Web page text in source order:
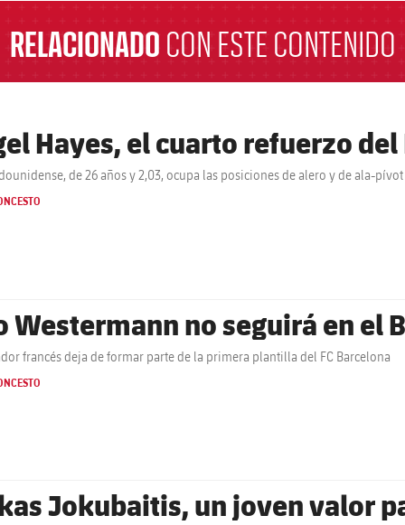
RELACIONADO CON ESTE CONTENIDO
Hayes, el cuarto refuerzo del
de 26 años y 2,03, ocupa las posiciones de alero y de ala-pívot
Westermann no seguirá en el
francés deja de formar parte de la primera plantilla del FC Barcelona
Jokubaitis, un joven valor